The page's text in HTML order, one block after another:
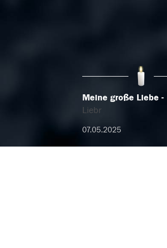
Meine große Liebe
Liebr
07.05.2025